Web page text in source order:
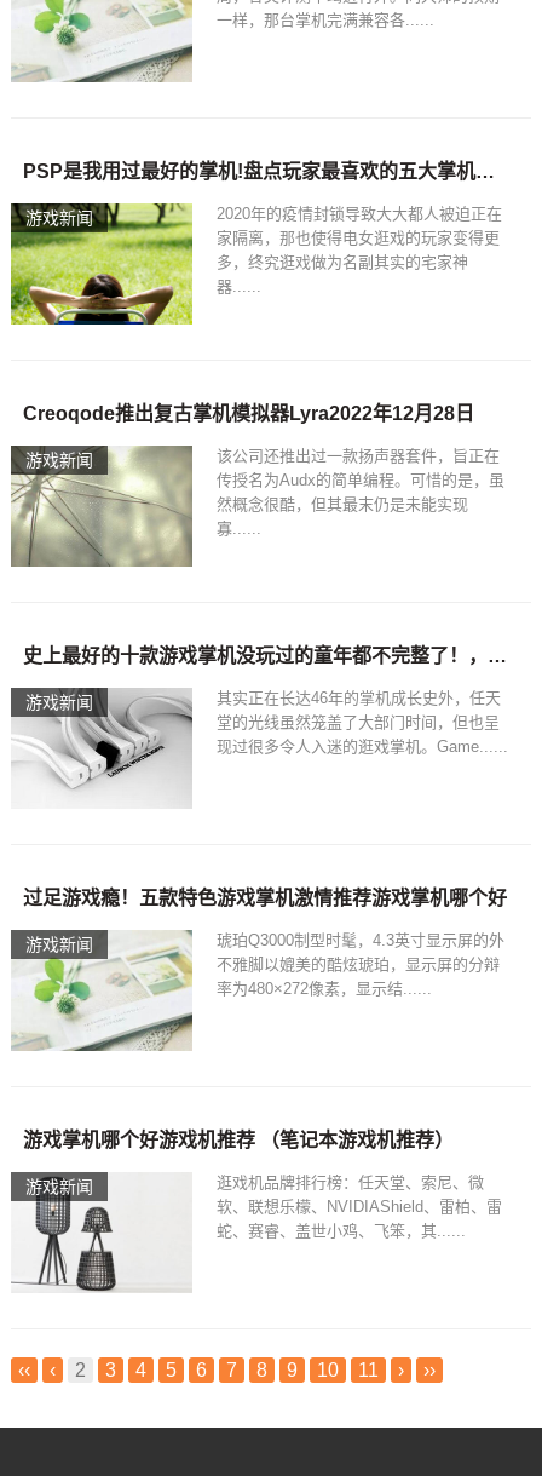
一样，那台掌机完满兼容各......
游戏新闻
PSP是我用过最好的掌机!盘点玩家最喜欢的五大掌机，游戏掌机哪个好
2020年的疫情封锁导致大大都人被迫正在
家隔离，那也使得电女逛戏的玩家变得更
多，终究逛戏做为名副其实的宅家神
器......
游戏新闻
Creoqode推出复古掌机模拟器Lyra2022年12月28日
该公司还推出过一款扬声器套件，旨正在
传授名为Audx的简单编程。可惜的是，虽
然概念很酷，但其最末仍是未能实现
寡......
游戏新闻
史上最好的十款游戏掌机没玩过的童年都不完整了！，游戏掌机哪个好
其实正在长达46年的掌机成长史外，任天
堂的光线虽然笼盖了大部门时间，但也呈
现过很多令人入迷的逛戏掌机。Game......
游戏新闻
过足游戏瘾！五款特色游戏掌机激情推荐游戏掌机哪个好
琥珀Q3000制型时髦，4.3英寸显示屏的外
不雅脚以媲美的酷炫琥珀，显示屏的分辩
率为480×272像素，显示结......
游戏新闻
游戏掌机哪个好游戏机推荐 （笔记本游戏机推荐）
逛戏机品牌排行榜：任天堂、索尼、微
软、联想乐檬、NVIDIAShield、雷柏、雷
蛇、赛睿、盖世小鸡、飞笨，其......
‹‹ ‹ 2 3 4 5 6 7 8 9 10 11 › ››